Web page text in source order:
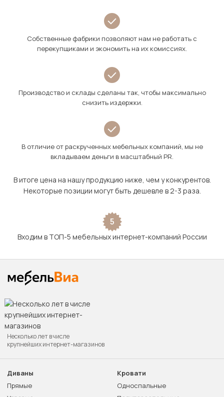
Собственные фабрики позволяют нам не работать с
перекупщиками и экономить на их комиссиях.
Производство и склады сделаны так, чтобы максимально
снизить издержки.
В отличие от раскрученных мебельных компаний, мы не
вкладываем деньги в масштабный PR.
В итоге цена на нашу продукцию ниже, чем у конкурентов.
Некоторые позиции могут быть дешевле в 2-3 раза.
5
Входим в ТОП-5 мебельных интернет-компаний России
Несколько лет в числе
крупнейших интернет-магазинов
Диваны
Прямые
Кровати
Односпальные